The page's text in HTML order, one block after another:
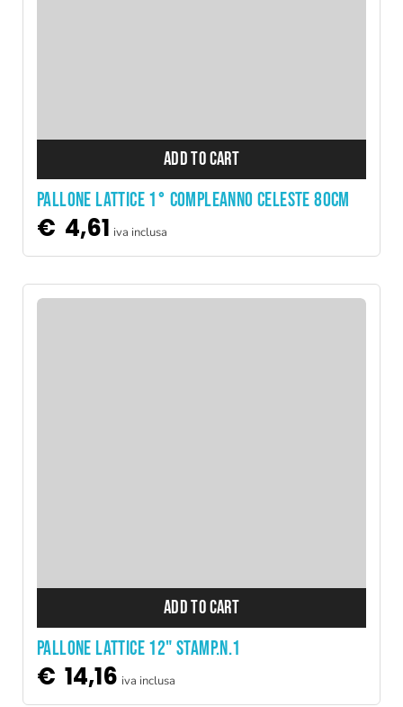
ADD TO CART
PALLONE LATTICE 1° COMPLEANNO CELESTE 80CM
€ 4,61 iva inclusa
ADD TO CART
PALLONE LATTICE 12" STAMP.N.1
€ 14,16 iva inclusa